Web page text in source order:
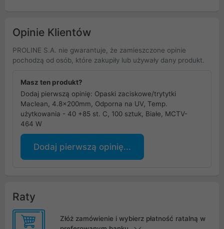
Opinie Klientów
PROLINE S.A. nie gwarantuje, że zamieszczone opinie
pochodzą od osób, które zakupiły lub używały dany produkt.
Masz ten produkt?
Dodaj pierwszą opinię: Opaski zaciskowe/trytytki
Maclean, 4.8x200mm, Odporna na UV, Temp.
użytkowania - 40 +85 st. C, 100 sztuk, Białe, MCTV-
464 W
Dodaj pierwszą opinię...
Raty
Złóż zamówienie i wybierz płatność ratalną w